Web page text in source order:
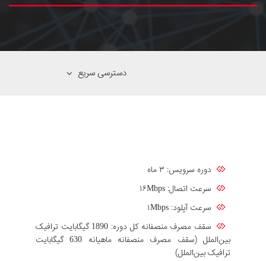
دسترسی سریع
دوره سرویس: ۳ ماه
سرعت اتصال: ۱۶Mbps
سرعت آپلود: ۱Mbps
سقف مصرف منصفانه کل دوره: 1890 گیگابایت ترافیک
بین‌الملل (سقف مصرف منصفانه ماهیانه 630 گیگابایت
ترافیک بین‌الملل)